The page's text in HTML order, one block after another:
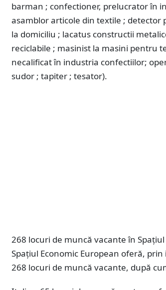
barman ; confectioner, prelucrator în
asamblor articole din textile ; detector
la domiciliu ; lacatus constructii
reciclabile ; masinist la masini pentru
necalificat în industria confectiilor;
sudor ; tapiter ; tesator).
268 locuri de muncă vacante în
Spațiul Economic European oferă,
268 locuri de muncă vacante, după